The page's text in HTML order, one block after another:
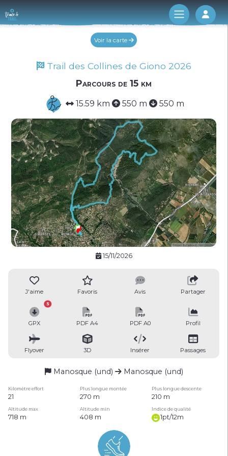
Log
Voir la carte
Trail des Collines de Giono 2026
Parcours de 15 km
15.59 km 550 m 550 m
15/11/2026
J'aime Favoris Avis Partager
GPX
5
PDF A4 PDF A0 Profil
Flyover 3D Insérer Passages
Manosque (und) Manosque (und)
Kilomètre effort Plus longue montée Plus longue descente
21 270 m 210 m
Altitude max Altitude min Indice de qualité
718 m 408 m 1pt/12m